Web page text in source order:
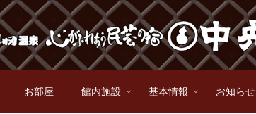
お部屋 館内施設 基本情報 お知らせ